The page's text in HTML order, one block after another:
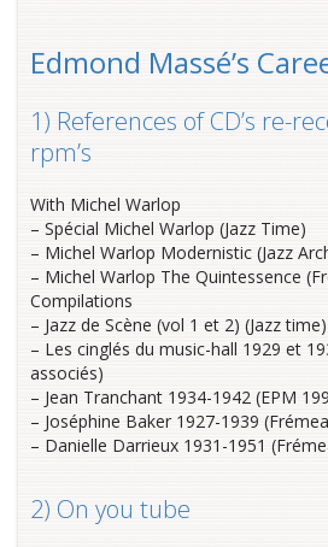
Edmond Massé’s
1) References of CD’s re-
rpm’s
With Michel Warlop
– Spécial Michel Warlop (Jazz Time)
– Michel Warlop Modernistic (Jazz
– Michel Warlop The Quintessence
Compilations
– Jazz de Scène (vol 1 et 2) (Jazz time)
– Les cinglés du music-hall 1929 et
associés)
– Jean Tranchant 1934-1942 (EPM
– Joséphine Baker 1927-1939
– Danielle Darrieux 1931-1951
2) On you tube